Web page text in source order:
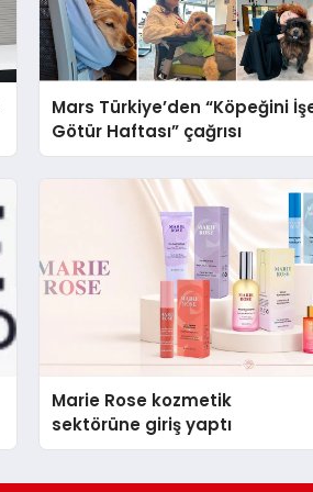
Mars Türkiye’den “Köpeğini
Götür Haftası” çağrısı
Marie Rose kozmetik
sektörüne giriş yaptı